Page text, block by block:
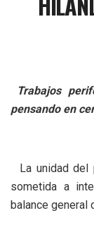
Trabajos
pensando en
La unidad del
sometida a
balance general